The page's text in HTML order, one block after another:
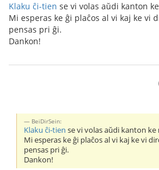
Klaku ĉi-tien se vi volas aŭdi kanton
Mi esperas ke ĝi plaĉos al vi kaj ke vi
pensas pri ĝi.
Dankon!
BeiDirSein:
Klaku ĉi-tien se vi volas aŭdi kanton ke
Mi esperas ke ĝi plaĉos al vi kaj ke vi
pensas pri ĝi.
Dankon!